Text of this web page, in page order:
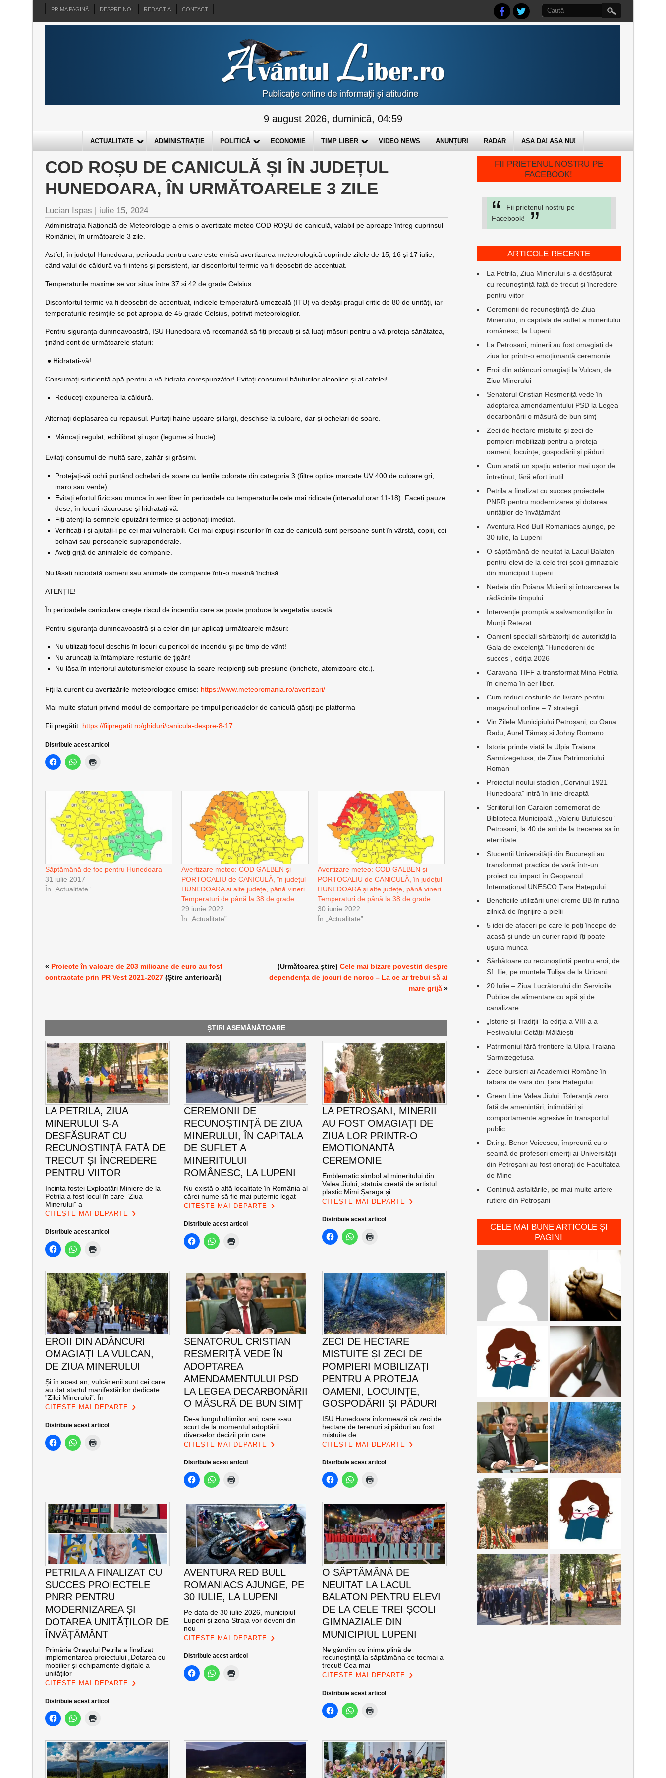
PRIMA PAGINĂ DESPRE NOI REDACTIA CONTACT
9 august 2026, duminică, 04:59
ACTUALITATE ADMINISTRAȚIE POLITICĂ ECONOMIE TIMP LIBER VIDEO NEWS ANUNȚURI RADAR AȘA DA! AȘA NU!
COD ROȘU DE CANICULĂ ȘI ÎN JUDEȚUL
HUNEDOARA, ÎN URMĂTOARELE 3 ZILE
Lucian Ispas | iulie 15, 2024
Administrația Națională de Meteorologie a emis o avertizate meteo COD ROȘU de caniculă, valabil pe aproape întreg cuprinsul
României, în următoarele 3 zile.
Astfel, în județul Hunedoara, perioada pentru care este emisă avertizarea meteorologică cuprinde zilele de 15, 16 și 17 iulie,
când valul de căldură va fi intens și persistent, iar disconfortul termic va fi deosebit de accentuat.
Temperaturile maxime se vor situa între 37 și 42 de grade Celsius.
Disconfortul termic va fi deosebit de accentuat, indicele temperatură-umezeală (ITU) va depăși pragul critic de 80 de unități, iar
temperaturile resimțite se pot apropia de 45 grade Celsius, potrivit meteorologilor.
Pentru siguranța dumneavoastră, ISU Hunedoara vă recomandă să fiți precauți și să luați măsuri pentru a vă proteja sănătatea,
ținând cont de următoarele sfaturi:
.● Hidratați-vă!
Consumați suficientă apă pentru a vă hidrata corespunzător! Evitați consumul băuturilor alcoolice și al cafelei!
Reduceți expunerea la căldură.
Alternați deplasarea cu repausul. Purtați haine ușoare și largi, deschise la culoare, dar și ochelari de soare.
Mâncați regulat, echilibrat şi uşor (legume și fructe).
Evitați consumul de multă sare, zahăr și grăsimi.
Protejați-vă ochii purtând ochelari de soare cu lentile colorate din categoria 3 (filtre optice marcate UV 400 de culoare gri,
maro sau verde).
Evitați efortul fizic sau munca în aer liber în perioadele cu temperaturile cele mai ridicate (intervalul orar 11-18). Faceți pauze
dese, în locuri răcoroase și hidratați-vă.
Fiți atenți la semnele epuizării termice și acționați imediat.
Verificați-i și ajutați-i pe cei mai vulnerabili. Cei mai expuși riscurilor în caz de caniculă sunt persoane sunt în vârstă, copiii, cei
bolnavi sau persoanele supraponderale.
Aveți grijă de animalele de companie.
Nu lăsați niciodată oameni sau animale de companie într-o mașină închisă.
ATENȚIE!
În perioadele caniculare creşte riscul de incendiu care se poate produce la vegetația uscată.
Pentru siguranţa dumneavoastră și a celor din jur aplicați următoarele măsuri:
Nu utilizați focul deschis în locuri cu pericol de incendiu şi pe timp de vânt!
Nu aruncați la întâmplare resturile de ţigări!
Nu lăsa în interiorul autoturismelor expuse la soare recipienţi sub presiune (brichete, atomizoare etc.).
Fiți la curent cu avertizările meteorologice emise: https://www.meteoromania.ro/avertizari/
Mai multe sfaturi privind modul de comportare pe timpul perioadelor de caniculă găsiți pe platforma
Fii pregătit: https://fiipregatit.ro/ghiduri/canicula-despre-8-17…
Distribuie acest articol
Săptămână de foc pentru Hunedoara
31 iulie 2017
În „Actualitate”
Avertizare meteo: COD GALBEN și
PORTOCALIU de CANICULĂ, în județul
HUNEDOARA și alte județe, până vineri.
Temperaturi de până la 38 de grade
29 iunie 2022
În „Actualitate”
Avertizare meteo: COD GALBEN și
PORTOCALIU de CANICULĂ, în județul
HUNEDOARA și alte județe, până vineri.
Temperaturi de până la 38 de grade
30 iunie 2022
În „Actualitate”
« Proiecte în valoare de 203 milioane de euro au fost
contractate prin PR Vest 2021-2027 (Știre anterioară)
(Următoarea știre)Cele mai bizare povestiri despre
dependența de jocuri de noroc – La ce ar trebui să ai
mare grijă »
ȘTIRI ASEMĂNĂTOARE
LA PETRILA, ZIUA
MINERULUI S-A
DESFĂȘURAT CU
RECUNOȘTINȚĂ FAȚĂ DE
TRECUT ȘI ÎNCREDERE
PENTRU VIITOR
Incinta fostei Exploatări Miniere de la
Petrila a fost locul în care ”Ziua
Minerului” a
CITEȘTE MAI DEPARTE
Distribuie acest articol
CEREMONII DE
RECUNOȘTINȚĂ DE ZIUA
MINERULUI, ÎN CAPITALA
DE SUFLET A
MINERITULUI
ROMÂNESC, LA LUPENI
Nu există o altă localitate în România al
cărei nume să fie mai puternic legat
CITEȘTE MAI DEPARTE
Distribuie acest articol
LA PETROȘANI, MINERII
AU FOST OMAGIAȚI DE
ZIUA LOR PRINTR-O
EMOȚIONANTĂ
CEREMONIE
Emblematic simbol al mineritului din
Valea Jiului, statuia creată de artistul
plastic Mimi Șaraga și
CITEȘTE MAI DEPARTE
Distribuie acest articol
EROII DIN ADÂNCURI
OMAGIAȚI LA VULCAN,
DE ZIUA MINERULUI
Și în acest an, vulcănenii sunt cei care
au dat startul manifestărilor dedicate
”Zilei Minerului”. În
CITEȘTE MAI DEPARTE
Distribuie acest articol
SENATORUL CRISTIAN
RESMERIȚĂ VEDE ÎN
ADOPTAREA
AMENDAMENTULUI PSD
LA LEGEA DECARBONĂRII
O MĂSURĂ DE BUN SIMȚ
De-a lungul ultimilor ani, care s-au
scurt de la momentul adoptării
diverselor decizii prin care
CITEȘTE MAI DEPARTE
Distribuie acest articol
ZECI DE HECTARE
MISTUITE ȘI ZECI DE
POMPIERI MOBILIZAȚI
PENTRU A PROTEJA
OAMENI, LOCUINȚE,
GOSPODĂRII ȘI PĂDURI
ISU Hunedoara informează că zeci de
hectare de terenuri și păduri au fost
mistuite de
CITEȘTE MAI DEPARTE
Distribuie acest articol
PETRILA A FINALIZAT CU
SUCCES PROIECTELE
PNRR PENTRU
MODERNIZAREA ȘI
DOTAREA UNITĂȚILOR DE
ÎNVĂȚĂMÂNT
Primăria Orașului Petrila a finalizat
implementarea proiectului „Dotarea cu
mobilier și echipamente digitale a
unităților
CITEȘTE MAI DEPARTE
Distribuie acest articol
AVENTURA RED BULL
ROMANIACS AJUNGE, PE
30 IULIE, LA LUPENI
Pe data de 30 iulie 2026, municipiul
Lupeni și zona Straja vor deveni din
nou
CITEȘTE MAI DEPARTE
Distribuie acest articol
O SĂPTĂMÂNĂ DE
NEUITAT LA LACUL
BALATON PENTRU ELEVI
DE LA CELE TREI ȘCOLI
GIMNAZIALE DIN
MUNICIPIUL LUPENI
Ne gândim cu inima plină de
recunoștință la săptămâna ce tocmai a
trecut! Cea mai
CITEȘTE MAI DEPARTE
Distribuie acest articol
FII PRIETENUL NOSTRU PE
FACEBOOK!
Fii prietenul nostru pe
Facebook!
ARTICOLE RECENTE
La Petrila, Ziua Minerului s-a desfășurat
cu recunoștință față de trecut și încredere
pentru viitor
Ceremonii de recunoștință de Ziua
Minerului, în capitala de suflet a mineritului
românesc, la Lupeni
La Petroșani, minerii au fost omagiați de
ziua lor printr-o emoționantă ceremonie
Eroii din adâncuri omagiați la Vulcan, de
Ziua Minerului
Senatorul Cristian Resmeriță vede în
adoptarea amendamentului PSD la Legea
decarbonării o măsură de bun simț
Zeci de hectare mistuite și zeci de
pompieri mobilizați pentru a proteja
oameni, locuințe, gospodării și păduri
Cum arată un spațiu exterior mai ușor de
întreținut, fără efort inutil
Petrila a finalizat cu succes proiectele
PNRR pentru modernizarea și dotarea
unităților de învățământ
Aventura Red Bull Romaniacs ajunge, pe
30 iulie, la Lupeni
O săptămână de neuitat la Lacul Balaton
pentru elevi de la cele trei școli gimnaziale
din municipiul Lupeni
Nedeia din Poiana Muierii și întoarcerea la
rădăcinile timpului
Intervenție promptă a salvamontiștilor în
Munții Retezat
Oameni speciali sărbătoriți de autorități la
Gala de excelenţă ”Hunedoreni de
succes”, ediția 2026
Caravana TIFF a transformat Mina Petrila
în cinema în aer liber.
Cum reduci costurile de livrare pentru
magazinul online – 7 strategii
Vin Zilele Municipiului Petroșani, cu Oana
Radu, Aurel Tămaș și Johny Romano
Istoria prinde viață la Ulpia Traiana
Sarmizegetusa, de Ziua Patrimoniului
Roman
Proiectul noului stadion „Corvinul 1921
Hunedoara” intră în linie dreaptă
Scriitorul Ion Caraion comemorat de
Biblioteca Municipală ,,Valeriu Butulescu”
Petroșani, la 40 de ani de la trecerea sa în
eternitate
Studenții Universității din București au
transformat practica de vară într-un
proiect cu impact în Geoparcul
Internațional UNESCO Țara Hațegului
Beneficiile utilizării unei creme BB în rutina
zilnică de îngrijire a pielii
5 idei de afaceri pe care le poți începe de
acasă și unde un curier rapid îți poate
ușura munca
Sărbătoare cu recunoștință pentru eroi, de
Sf. Ilie, pe muntele Tulișa de la Uricani
20 Iulie – Ziua Lucrătorului din Serviciile
Publice de alimentare cu apă și de
canalizare
„Istorie și Tradiții” la ediția a VIII-a a
Festivalului Cetății Mălăiești
Patrimoniul fără frontiere la Ulpia Traiana
Sarmizegetusa
Zece bursieri ai Academiei Române în
tabăra de vară din Țara Hațegului
Green Line Valea Jiului: Toleranță zero
față de amenințări, intimidări și
comportamente agresive în transportul
public
Dr.ing. Benor Voicescu, împreună cu o
seamă de profesori emeriți ai Universității
din Petroșani au fost onorați de Facultatea
de Mine
Continuă asfaltările, pe mai multe artere
rutiere din Petroșani
CELE MAI BUNE ARTICOLE ȘI
PAGINI